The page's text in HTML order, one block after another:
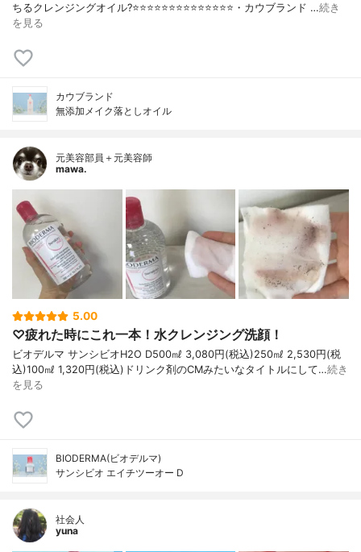
ちるクレンジングオイル?⭐️⭐️⭐️⭐️⭐️⭐️⭐️⭐️⭐️⭐️⭐️⭐️⭐️⭐️・カウブランド …続き
を見る
カウブランド
無添加メイク落としオイル
元美容部員＋元美容師
mawa.
5.00
♡疲れた時にこれ一本！水クレンジング洗顔！
ビオデルマ サンシビオH2O D500㎖ 3,080円(税込)250㎖ 2,530円(税
込)100㎖ 1,320円(税込)ドリンク剤のCMみたいなタイトルにして…続き
を見る
BIODERMA(ビオデルマ)
サンシビオ エイチツーオー D
社会人
yuna